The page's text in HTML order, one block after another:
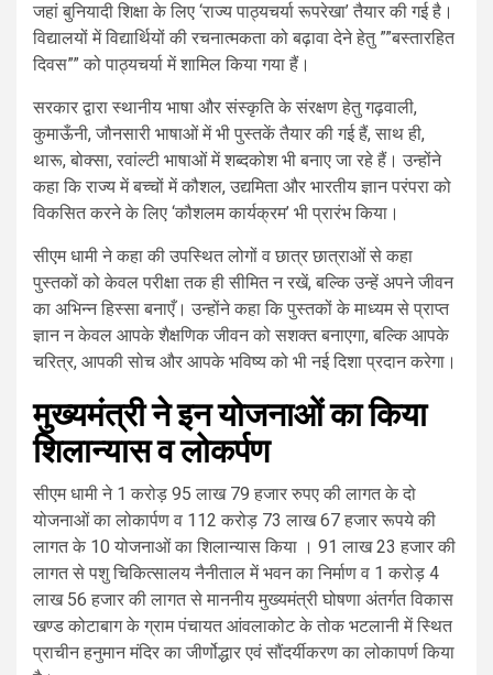
जहां बुनियादी शिक्षा के लिए ‘राज्य पाठ्यचर्या रूपरेखा’ तैयार की गई है।
विद्यालयों में विद्यार्थियों की रचनात्मकता को बढ़ावा देने हेतु ””बस्तारहित
दिवस”” को पाठ्यचर्या में शामिल किया गया हैं।
सरकार द्वारा स्थानीय भाषा और संस्कृति के संरक्षण हेतु गढ़वाली,
कुमाऊँनी, जौनसारी भाषाओं में भी पुस्तकें तैयार की गई हैं, साथ ही,
थारू, बोक्सा, रवांल्टी भाषाओं में शब्दकोश भी बनाए जा रहे हैं। उन्होंने
कहा कि राज्य में बच्चों में कौशल, उद्यमिता और भारतीय ज्ञान परंपरा को
विकसित करने के लिए ‘कौशलम कार्यक्रम’ भी प्रारंभ किया।
सीएम धामी ने कहा की उपस्थित लोगों व छात्र छात्राओं से कहा
पुस्तकों को केवल परीक्षा तक ही सीमित न रखें, बल्कि उन्हें अपने जीवन
का अभिन्न हिस्सा बनाएँ। उन्होंने कहा कि पुस्तकों के माध्यम से प्राप्त
ज्ञान न केवल आपके शैक्षणिक जीवन को सशक्त बनाएगा, बल्कि आपके
चरित्र, आपकी सोच और आपके भविष्य को भी नई दिशा प्रदान करेगा।
मुख्यमंत्री ने इन योजनाओं का किया
शिलान्यास व लोकर्पण
सीएम धामी ने 1 करोड़ 95 लाख 79 हजार रुपए की लागत के दो
योजनाओं का लोकार्पण व 112 करोड़ 73 लाख 67 हजार रूपये की
लागत के 10 योजनाओं का शिलान्यास किया । 91 लाख 23 हजार की
लागत से पशु चिकित्सालय नैनीताल में भवन का निर्माण व 1 करोड़ 4
लाख 56 हजार की लागत से माननीय मुख्यमंत्री घोषणा अंतर्गत विकास
खण्ड कोटाबाग के ग्राम पंचायत आंवलाकोट के तोक भटलानी में स्थित
प्राचीन हनुमान मंदिर का जीर्णोद्धार एवं सौंदर्यीकरण का लोकापर्ण किया